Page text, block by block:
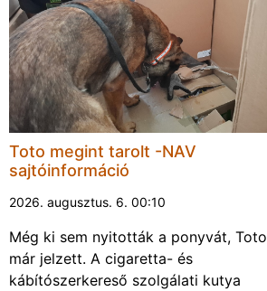
Toto megint tarolt -NAV
sajtóinformáció
2026. augusztus. 6. 00:10
Még ki sem nyitották a ponyvát, Toto
már jelzett. A cigaretta- és
kábítószerkereső szolgálati kutya